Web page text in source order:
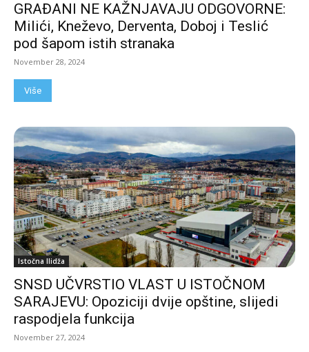
GRAĐANI NE KAŽNJAVAJU ODGOVORNE:
Milići, Kneževo, Derventa, Doboj i Teslić
pod šapom istih stranaka
November 28, 2024
Više
Istočna Ilidža
SNSD UČVRSTIO VLAST U ISTOČNOM
SARAJEVU: Opoziciji dvije opštine, slijedi
raspodjela funkcija
November 27, 2024